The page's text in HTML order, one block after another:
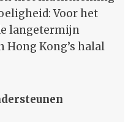
Voor het
langetermijn
Hong Kong’s halal